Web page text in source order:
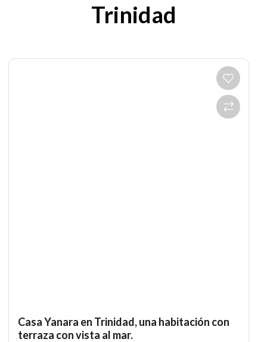
Trinidad
Casa Yanara en Trinidad, una habitación con
terraza con vista al mar.